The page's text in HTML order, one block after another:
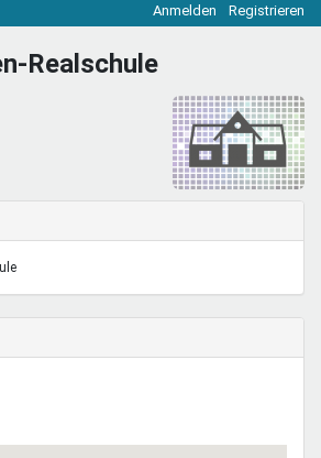
Anmelden Registrieren
Realschule